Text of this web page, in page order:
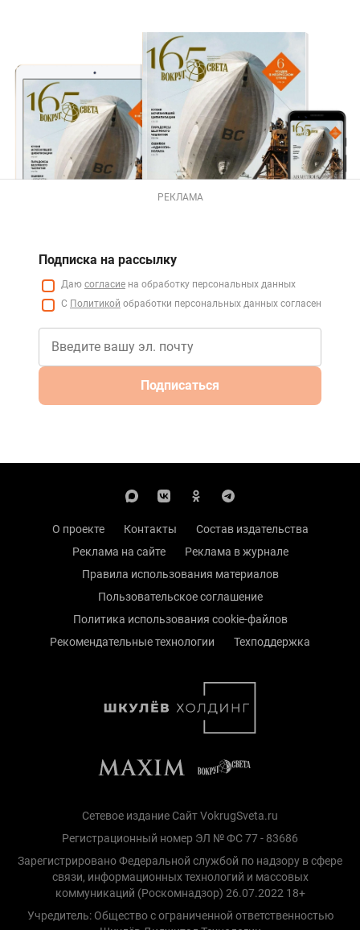
РЕКЛАМА
Подписка на рассылку
Даю согласие на обработку персональных данных
С Политикой обработки персональных данных согласен
Подписаться
О проекте Контакты
Состав издательства
Реклама на сайте
Реклама в журнале
Правила использования материалов
Пользовательское соглашение
Политика использования cookie-файлов
Рекомендательные технологии
Техподдержка
Сетевое издание Сайт VokrugSveta.ru
Регистрационный номер ЭЛ № ФС 77 - 83686
Зарегистрировано Федеральной службой по надзору в сфере
связи, информационных технологий и массовых
коммуникаций (Роскомнадзор) 26.07.2022 18+
Учредитель: Общество с ограниченной ответственностью